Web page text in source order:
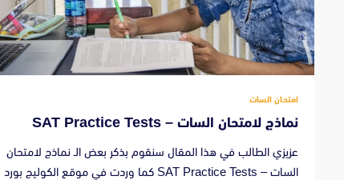
امتحان السات
نماذج لامتحان السات – SAT Practice Tests
عزيزي الطالب في هذا المقال سنقوم بذكر بعض الـ نماذج لامتحان
السات – SAT Practice Tests كما وردت في موقع الكوليج بورد